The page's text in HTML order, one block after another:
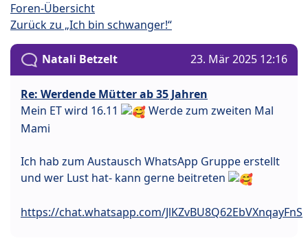
Foren-Übersicht
Zurück zu „Ich bin schwanger!“
Natali Betzelt 23. Mär 2025 12:16
Re: Werdende Mütter ab 35 Jahren
Mein ET wird 16.11
Werde zum zweiten Mal
Mami
Ich hab zum Austausch WhatsApp Gruppe erstellt
und wer Lust hat- kann gerne beitreten
https://chat.whatsapp.com/JlKZvBU8Q62EbVXnqayFnS